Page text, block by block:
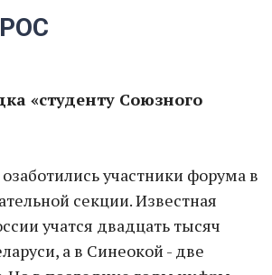
«студенту Союзного
участники форума в
секции. Известная
учатся двадцать тысяч
а в Синеокой - две